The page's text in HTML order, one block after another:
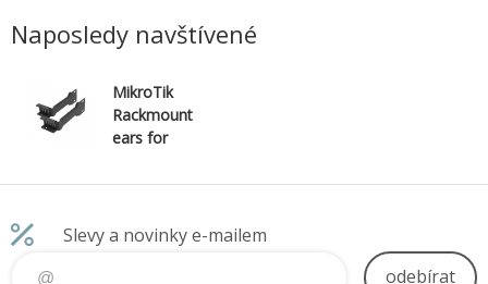
Naposledy navštívené
MikroTik
Rackmount
ears for
Slevy a novinky e-mailem
odebírat